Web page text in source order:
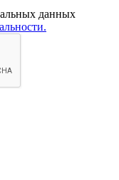
данных